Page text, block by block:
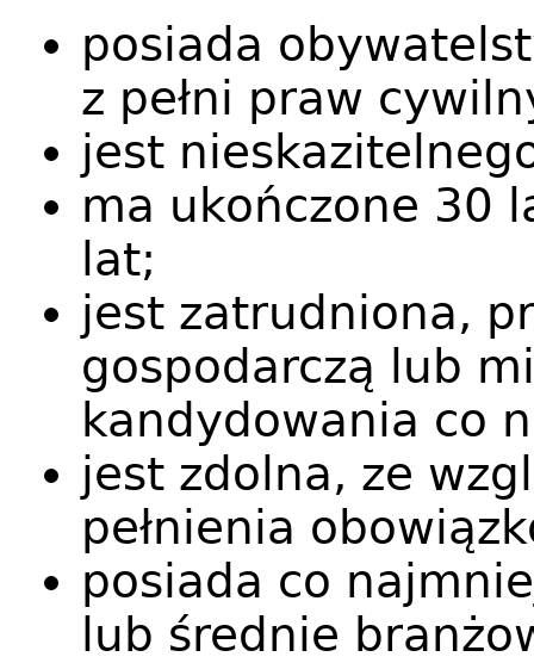
posiada
z pełni praw
jest
ma ukończone 30
lat;
jest zatrudniona,
gospodarczą lub
kandydowania co
jest zdolna, ze
pełnienia
posiada co
lub średnie